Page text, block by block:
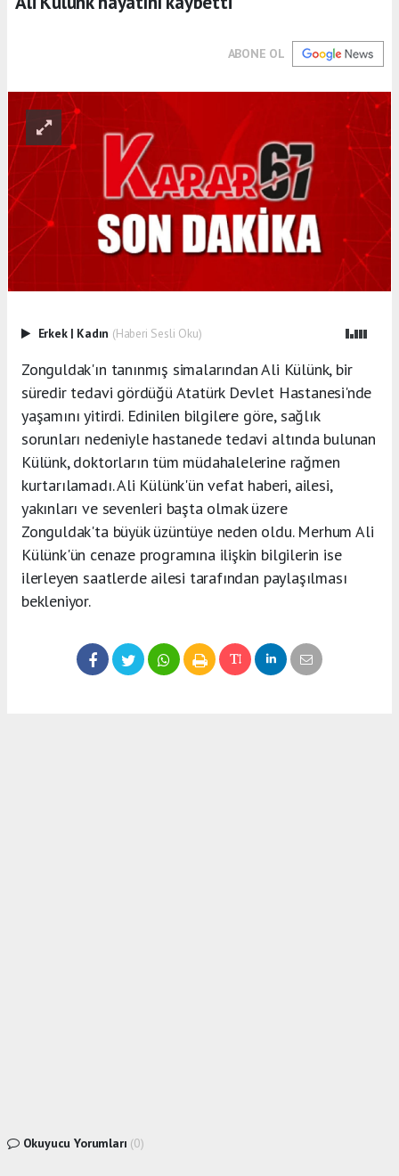
ABONE OL
Erkek | Kadın (Haberi Sesli Oku)
Zonguldak'ın tanınmış simalarından Ali Külünk, bir
süredir tedavi gördüğü Atatürk Devlet Hastanesi'nde
yaşamını yitirdi. Edinilen bilgilere göre, sağlık
sorunları nedeniyle hastanede tedavi altında bulunan
Külünk, doktorların tüm müdahalelerine rağmen
kurtarılamadı. Ali Külünk'ün vefat haberi, ailesi,
yakınları ve sevenleri başta olmak üzere
Zonguldak'ta büyük üzüntüye neden oldu. Merhum Ali
Külünk'ün cenaze programına ilişkin bilgilerin ise
ilerleyen saatlerde ailesi tarafından paylaşılması
bekleniyor.
Okuyucu Yorumları (0)